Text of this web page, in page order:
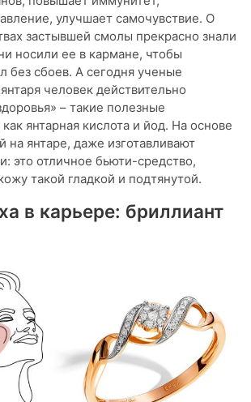
улучшает самочувствие. О
застывшей смолы прекрасно знали
носили ее в кармане, чтобы
без сбоев. А сегодня ученые
человек действительно
– такие полезные
янтарная кислота и йод. На основе
на янтаре, даже изготавливают
это отличное бьюти-средство,
такой гладкой и подтянутой.
в карьере: бриллиант